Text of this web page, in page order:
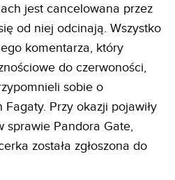
jest cancelowana przez
od niej odcinają. Wszystko
komentarza, który
do czerwoności,
sobie o
Przy okazji pojawiły
sprawie Pandora Gate,
została zgłoszona do